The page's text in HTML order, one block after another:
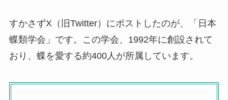
すかさずX（旧Twitter）にポストしたのが、「日本
蝶類学会」です。この学会、1992年に創設されて
おり、蝶を愛する約400人が所属しています。